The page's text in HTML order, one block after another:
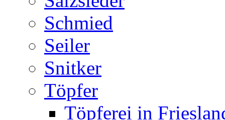
Schmied
Seiler
Snitker
Töpfer
Töpferei in